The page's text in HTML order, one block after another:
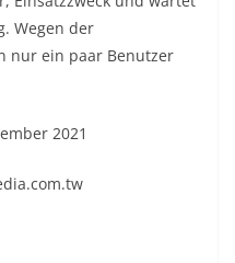
Wegen der
nur ein paar Benutzer
2021